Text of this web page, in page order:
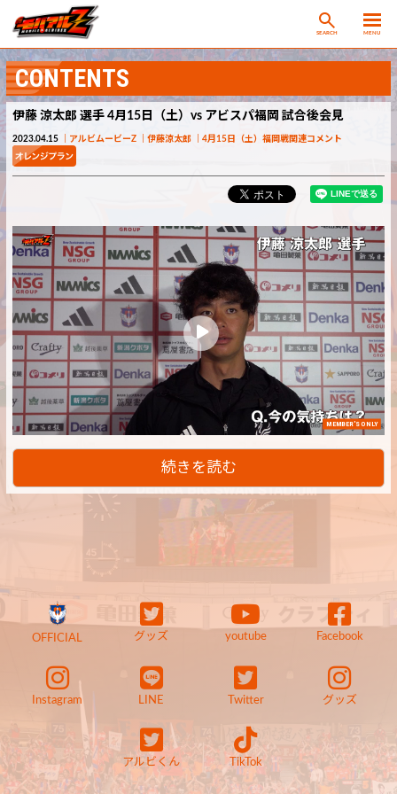
SEARCH MENU
CONTENTS
伊藤 涼太郎 選手 4月15日（土）vs アビスパ福岡 試合後会見
2023.04.15 アルビムービーZ 伊藤涼太郎 4月15日（土）福岡戦関連コメント
MEMBER'S ONLY
続きを読む
OFFICIAL グッズ youtube Facebook
Instagram LINE Twitter グッズ
アルビくん TikTok